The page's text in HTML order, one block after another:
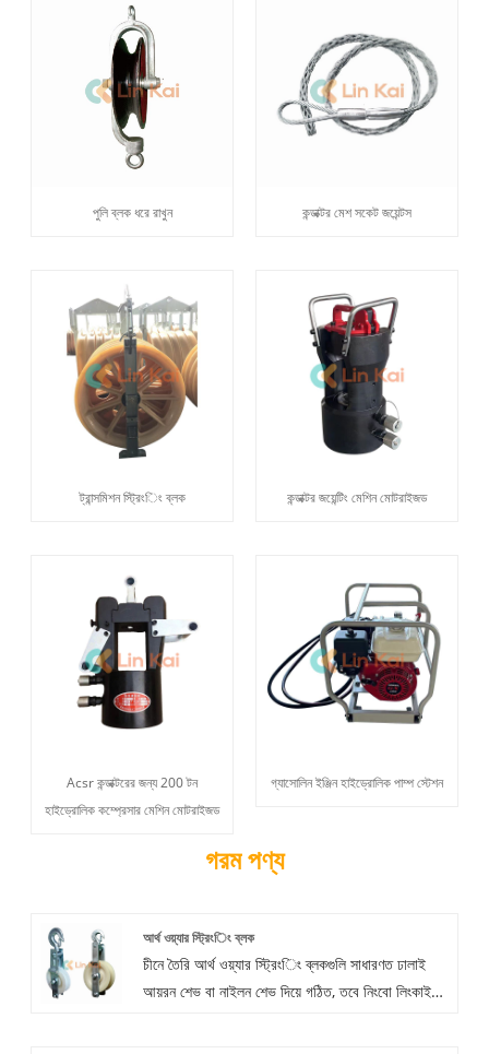
পুলি ব্লক ধরে রাখুন কন্ডাক্টর মেশ সকেট জয়েন্টস
ট্রান্সমিশন স্ট্রিংিং ব্লক কন্ডাক্টর জয়েন্টিং মেশিন মোটরাইজড
Acsr কন্ডাক্টরের জন্য 200 টন
হাইড্রোলিক কম্প্রেসার মেশিন মোটরাইজড
গ্যাসোলিন ইঞ্জিন হাইড্রোলিক পাম্প স্টেশন
গরম পণ্য
আর্থ ওয়্যার স্ট্রিংিং ব্লক
চীনে তৈরি আর্থ ওয়্যার স্ট্রিংিং ব্লকগুলি সাধারণত ঢালাই
আয়রন শেভ বা নাইলন শেভ দিয়ে গঠিত, তবে নিংবো লিংকাই